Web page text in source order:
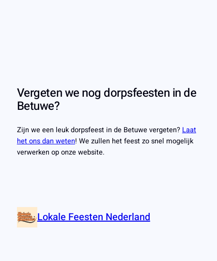
Vergeten we nog dorpsfeesten in de
Betuwe?
Zijn we een leuk dorpsfeest in de Betuwe vergeten? Laat
het ons dan weten! We zullen het feest zo snel mogelijk
verwerken op onze website.
Lokale Feesten Nederland